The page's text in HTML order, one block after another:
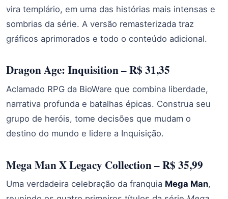
vira templário, em uma das histórias mais intensas e
sombrias da série. A versão remasterizada traz
gráficos aprimorados e todo o conteúdo adicional.
Dragon Age: Inquisition – R$ 31,35
Aclamado RPG da BioWare que combina liberdade,
narrativa profunda e batalhas épicas. Construa seu
grupo de heróis, tome decisões que mudam o
destino do mundo e lidere a Inquisição.
Mega Man X Legacy Collection – R$ 35,99
Uma verdadeira celebração da franquia Mega Man,